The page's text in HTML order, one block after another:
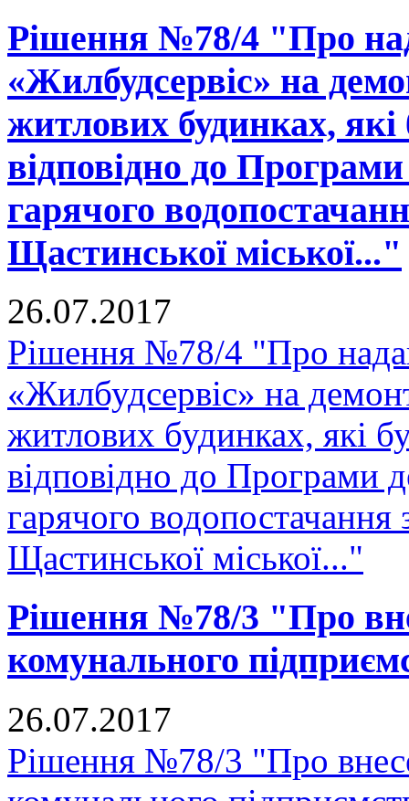
Рішення №78/4 "Про
«Жилбудсервіс» на
житлових будинках, які
відповідно до Програми
гарячого
Щастинської міської..."
26.07.2017
Рішення №78/4 "Про
«Жилбудсервіс» на
житлових будинках, які
відповідно до Програми
гарячого
Щастинської міської..."
Рішення №78/3 "Про
комунального
26.07.2017
Рішення №78/3 "Про